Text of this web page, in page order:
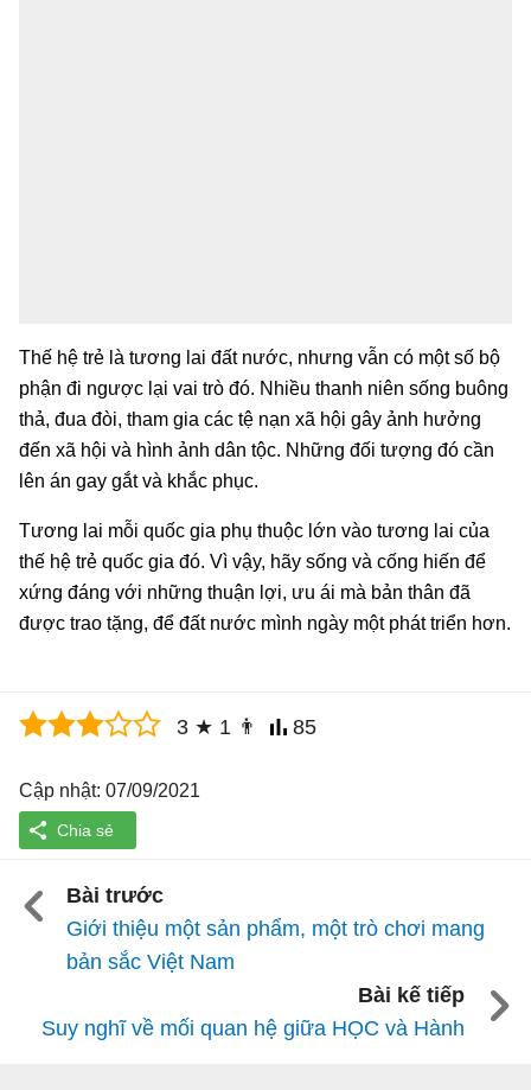
Thế hệ trẻ là tương lai đất nước, nhưng vẫn có một số bộ
phận đi ngược lại vai trò đó. Nhiều thanh niên sống buông
thả, đua đòi, tham gia các tệ nạn xã hội gây ảnh hưởng
đến xã hội và hình ảnh dân tộc. Những đối tượng đó cần
lên án gay gắt và khắc phục.
Tương lai mỗi quốc gia phụ thuộc lớn vào tương lai của
thế hệ trẻ quốc gia đó. Vì vậy, hãy sống và cống hiến để
xứng đáng với những thuận lợi, ưu ái mà bản thân đã
được trao tặng, để đất nước mình ngày một phát triển hơn.
3 ★ 1 👨 85
Cập nhật: 07/09/2021
Bài trước
Giới thiệu một sản phẩm, một trò chơi mang
bản sắc Việt Nam
Bài kế tiếp
Suy nghĩ về mối quan hệ giữa HỌC và Hành